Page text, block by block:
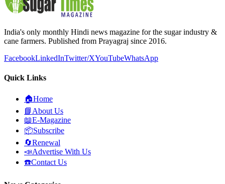
India's only monthly Hindi news magazine for the sugar industry &
cane farmers. Published from Prayagraj since 2016.
FacebookLinkedInTwitter/XYouTubeWhatsApp
Quick Links
🏠Home
📘 About Us
📖E-Magazine
📦Subscribe
🔄Renewal
📣Advertise With Us
☎️Contact Us